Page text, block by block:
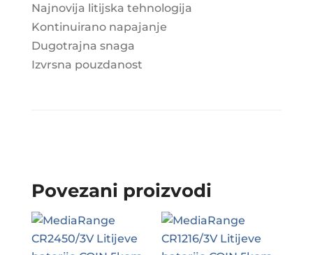
Najnovija litijska tehnologija
Kontinuirano napajanje
Dugotrajna snaga
Izvrsna pouzdanost
Povezani proizvodi